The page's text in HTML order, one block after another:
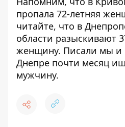
пропала 72-летняя
читайте, что в
области разыскивают
женщину. Писали мы и
Днепре почти месяц
мужчину.